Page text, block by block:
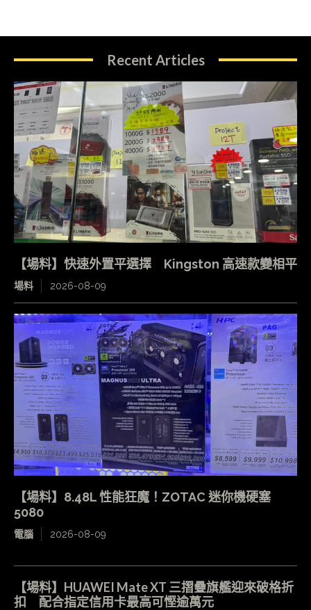
Recent Articles
【場料】快速外置平選擇 Kingston 高速款變相平
場料 2026-08-09
【場料】8.48L 性能狂魔！ZOTAC 迷你機硬塞
5080
電腦 2026-08-09
【場料】HUAWEI Mate XT 三摺疊旗艦迎來破格折
扣 配合指定信用卡最高可慳逾萬元